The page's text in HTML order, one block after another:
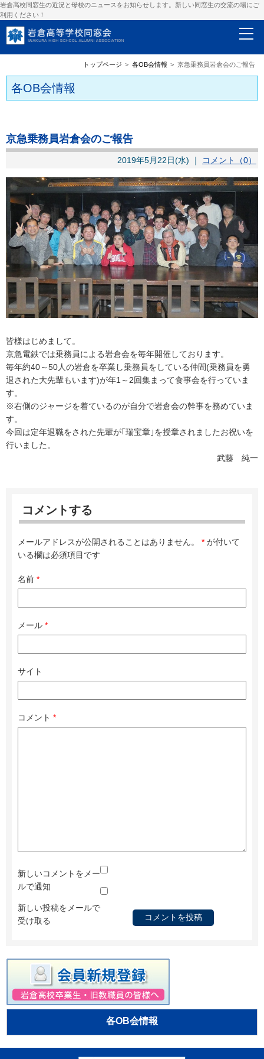
岩倉高校同窓生の近況と母校のニュースをお知らせします。新しい同窓生の交流の場にご
利用ください！
トップページ 各OB会情報 京急乗務員岩倉会のご報告
各OB会情報
京急乗務員岩倉会のご報告
2019年5月22日(水) ｜ コメント（0）
皆様はじめまして。
京急電鉄では乗務員による岩倉会を毎年開催しております。
毎年約40～50人の岩倉を卒業し乗務員をしている仲間(乗務員を勇
退された大先輩もいます)が年1～2回集まって食事会を行っていま
す。
※右側のジャージを着ているのが自分で岩倉会の幹事を務めていま
す。
今回は定年退職をされた先輩が｢瑞宝章｣を授章されましたお祝いを
行いました。
武藤　純一
コメントする
メールアドレスが公開されることはありません。 * が付いて
いる欄は必須項目です
名前 *
メール *
サイト
コメント *
新しいコメントをメー
ルで通知
新しい投稿をメールで
受け取る
各OB会情報